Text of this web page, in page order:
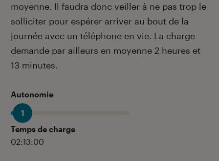
moyenne. Il faudra donc veiller à ne pas trop le
solliciter pour espérer arriver au bout de la
journée avec un téléphone en vie. La charge
demande par ailleurs en moyenne 2 heures et
13 minutes.
Autonomie
1
Temps de charge
02:13:00